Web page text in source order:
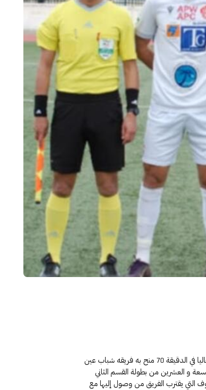
لم ينجح فريق شبيبة تيارت في إيقاف حلم جاره شباب عين تموشنت في دخول صراع الصعود بعدما سجل اللاعب زقاي عمر هدفا غاليا في الدقيقة 70 منح به فريقه شباب عين
و العشرين من بطولة القسم الثاني
على في رحلة دخول البلاي أوف التي يقترب الفريق من وصول إليها مع